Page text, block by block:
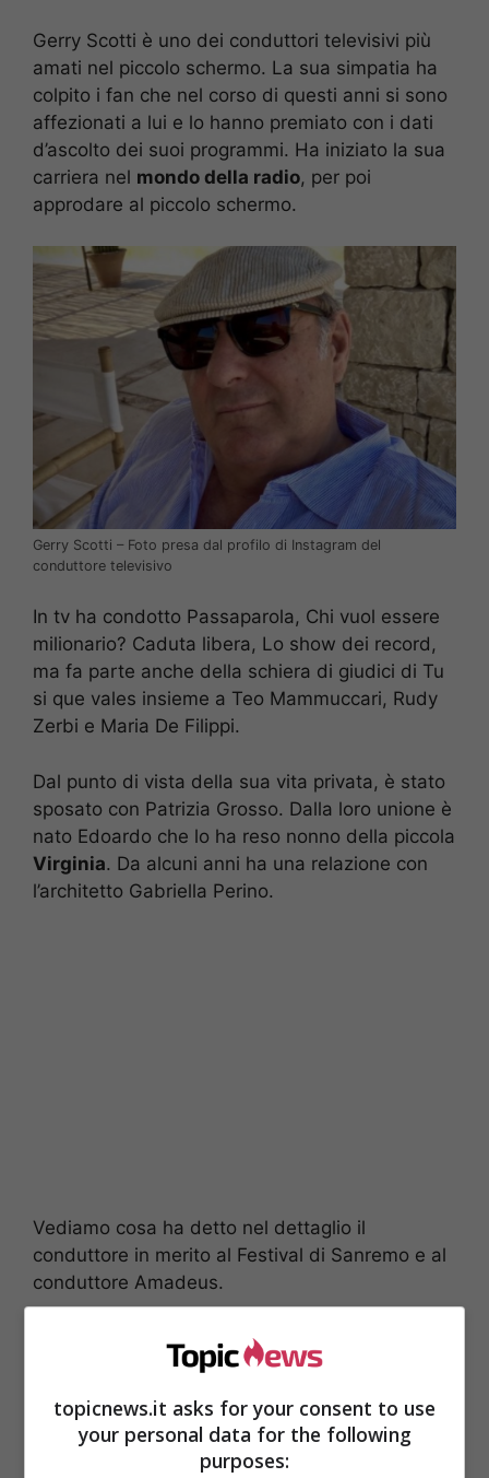
Gerry Scotti è uno dei conduttori televisivi più
amati nel piccolo schermo. La sua simpatia ha
colpito i fan che nel corso di questi anni si sono
affezionati a lui e lo hanno premiato con i dati
d’ascolto dei suoi programmi. Ha iniziato la sua
carriera nel mondo della radio, per poi
approdare al piccolo schermo.
Gerry Scotti – Foto presa dal profilo di Instagram del
conduttore televisivo
In tv ha condotto Passaparola, Chi vuol essere
milionario? Caduta libera, Lo show dei record,
ma fa parte anche della schiera di giudici di Tu
si que vales insieme a Teo Mammuccari, Rudy
Zerbi e Maria De Filippi.
Dal punto di vista della sua vita privata, è stato
sposato con Patrizia Grosso. Dalla loro unione è
nato Edoardo che lo ha reso nonno della piccola
Virginia. Da alcuni anni ha una relazione con
l’architetto Gabriella Perino.
Vediamo cosa ha detto nel dettaglio il
conduttore in merito al Festival di Sanremo e al
conduttore Amadeus.
Gerry Scotti apre al
Festival di Sanremo e si
congratula con
topicnews.it asks for your consent to use
your personal data for the following
purposes: